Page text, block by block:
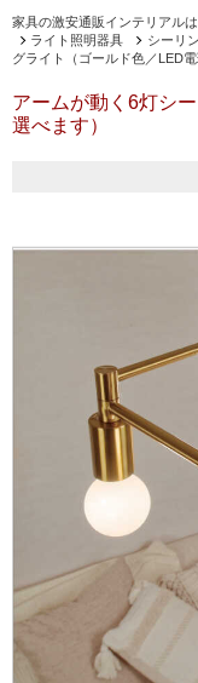
家具の激安通販インテリアル
ライト照明器具
シーリ
グライト（ゴールド色／LED電
アームが動く6灯シ
選べます）